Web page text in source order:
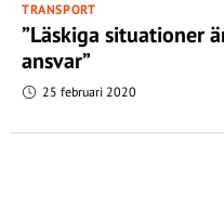
TRANSPORT
”Läskiga situationer
ansvar”
25 februari 2020